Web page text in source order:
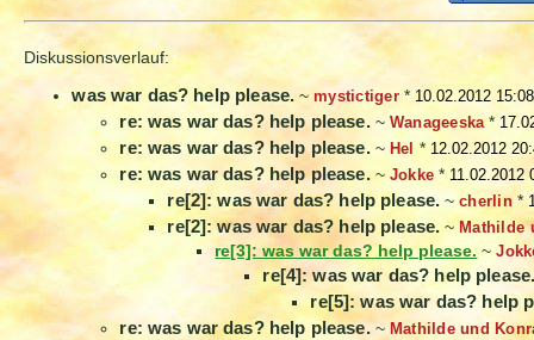
Diskussionsverlauf:
was war das? help please. ~mystictiger* 10.02.2012 15:08
re: was war das? help please.~ Wanageeska*
re: was war das? help please.~ Hel * 12.02.2012
re: was war das? help please.~ Jokke * 11.02.2012
re[2]: was war das? help please. ~cherlin *
re[2]: was war das? help please. ~ Mathilde
re[3]: was war das? help please. ~
re[4]: was war das? help
re[5]: was war das? help
re: was war das? help please.~ Mathilde und